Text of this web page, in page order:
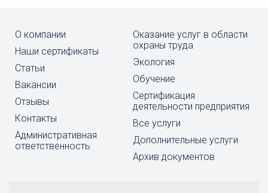
О компании
Наши сертификаты
Статьи
Вакансии
Отзывы
Контакты
Административная
ответственность
Оказание услуг в области
охраны труда
Экология
Обучение
Cертификация
деятельности предприятия
Все услуги
Дополнительные услуги
Архив документов